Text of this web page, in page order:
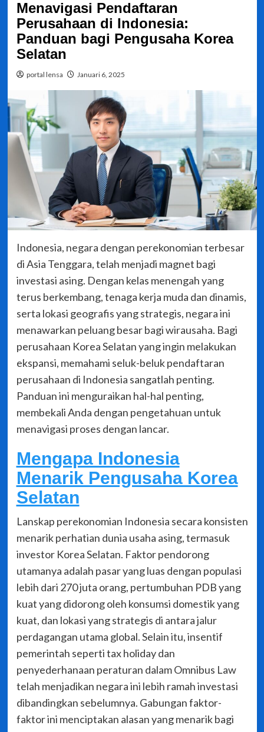
Menavigasi Pendaftaran
Perusahaan di Indonesia:
Panduan bagi Pengusaha Korea
Selatan
portal lensa Januari 6, 2025
Indonesia, negara dengan perekonomian terbesar
di Asia Tenggara, telah menjadi magnet bagi
investasi asing. Dengan kelas menengah yang
terus berkembang, tenaga kerja muda dan dinamis,
serta lokasi geografis yang strategis, negara ini
menawarkan peluang besar bagi wirausaha. Bagi
perusahaan Korea Selatan yang ingin melakukan
ekspansi, memahami seluk-beluk pendaftaran
perusahaan di Indonesia sangatlah penting.
Panduan ini menguraikan hal-hal penting,
membekali Anda dengan pengetahuan untuk
menavigasi proses dengan lancar.
Mengapa Indonesia
Menarik Pengusaha Korea
Selatan
Lanskap perekonomian Indonesia secara konsisten
menarik perhatian dunia usaha asing, termasuk
investor Korea Selatan. Faktor pendorong
utamanya adalah pasar yang luas dengan populasi
lebih dari 270 juta orang, pertumbuhan PDB yang
kuat yang didorong oleh konsumsi domestik yang
kuat, dan lokasi yang strategis di antara jalur
perdagangan utama global. Selain itu, insentif
pemerintah seperti tax holiday dan
penyederhanaan peraturan dalam Omnibus Law
telah menjadikan negara ini lebih ramah investasi
dibandingkan sebelumnya. Gabungan faktor-
faktor ini menciptakan alasan yang menarik bagi